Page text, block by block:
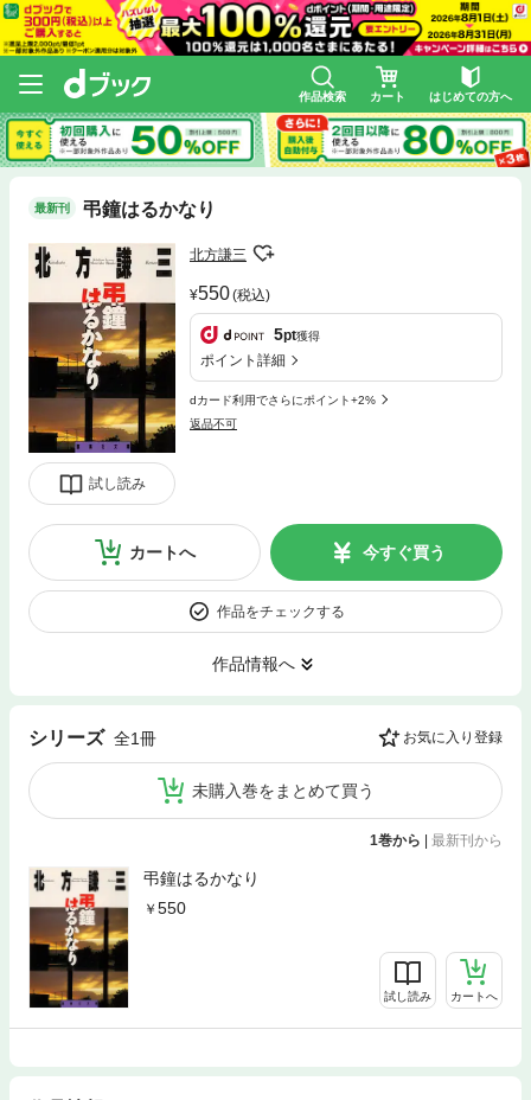
作品検索 カート はじめての方へ
最新刊 弔鐘はるかなり
試し読み
北方謙三
550(税込)
5pt獲得
ポイント詳細
dカード利用でさらにポイント+2%
返品不可
カートへ 今すぐ買う
作品をチェックする
作品情報へ
シリーズ 全1冊 お気に入り登録
未購入巻をまとめて買う
1巻から | 最新刊から
弔鐘はるかなり
550
試し読み カートへ